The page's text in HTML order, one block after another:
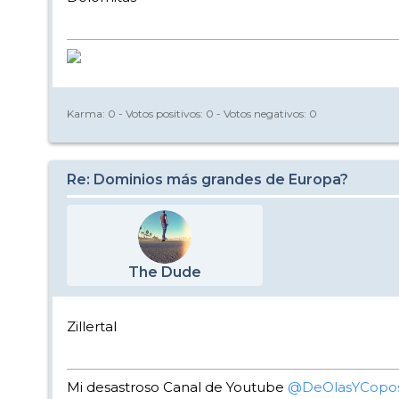
Karma: 0 - Votos positivos: 0 - Votos negativos: 0
Re: Dominios más grandes de Europa?
The Dude
Zillertal
Mi desastroso Canal de Youtube